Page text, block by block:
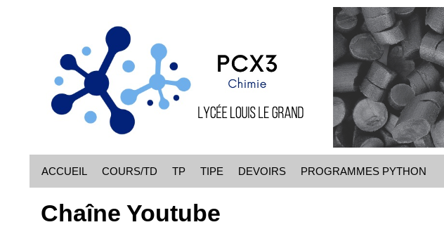
ACCUEIL COURS/TD TP TIPE DEVOIRS PROGRAMMES PYTHON
Chaîne Youtube